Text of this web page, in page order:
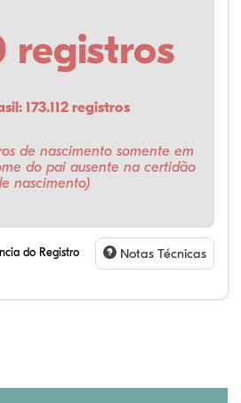
registros
173.112 registros
de nascimento somente em
do pai ausente na certidão
nascimento)
do Registro
Notas Técnicas